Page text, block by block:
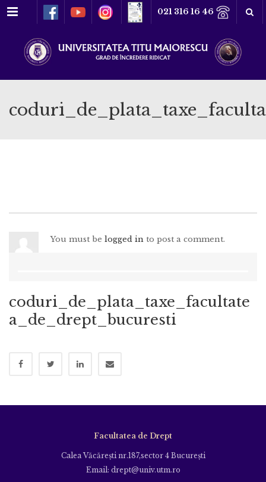
Meniu 021 316 16 46
You must be logged in to post a comment.
coduri_de_plata_taxe_facultate
a_de_drept_bucuresti
Facultatea de Drept
Calea Văcăreşti nr.187,sector 4 Bucureşti
Email: drept@univ.utm.ro